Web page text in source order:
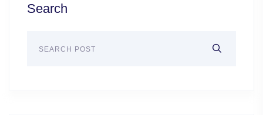
Search